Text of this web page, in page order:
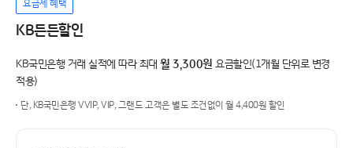
요금제 혜택
KB든든할인
KB국민은행 거래 실적에 따라 최대월 3,300원 요금할인(1개월 단위로 변경
적용)
단, KB국민은행 VVIP, VIP, 그랜드 고객은 별도 조건없이 월 4,400원 할인